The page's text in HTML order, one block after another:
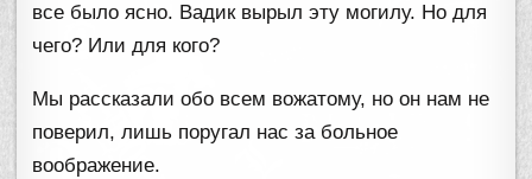
все было ясно. Вадик вырыл эту могилу. Но для
чего? Или для кого?
Мы рассказали обо всем вожатому, но он нам не
поверил, лишь поругал нас за больное
воображение.